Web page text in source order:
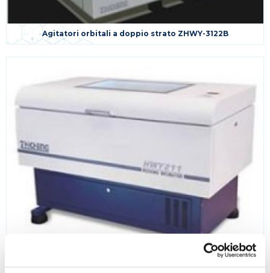
Agitatori orbitali a doppio strato ZHWY-3122B